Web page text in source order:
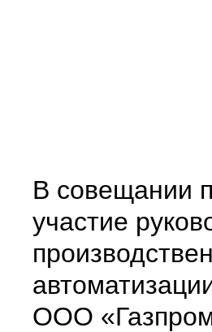
В совещании
участие
ООО «Газпром